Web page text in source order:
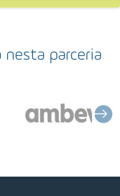
nesta parceria